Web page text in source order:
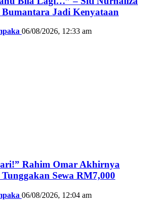
Bumantara Jadi Kenyataan
06/08/2026, 12:33 am
Rahim Omar Akhirnya
Sewa RM7,000
06/08/2026, 12:04 am